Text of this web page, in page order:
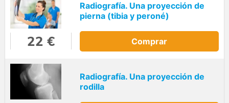
Radiografía. Una proyección de
pierna (tibia y peroné)
22 € Comprar
Radiografía. Una proyección de
rodilla